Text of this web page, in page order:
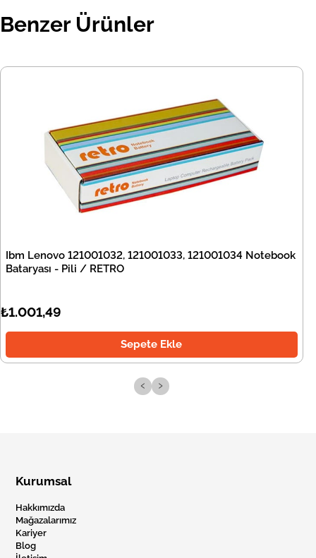
Benzer Ürünler
Ibm Lenovo 121001032, 121001033, 121001034 Notebook
Bataryası - Pili / RETRO
₺1.001,49
Sepete Ekle
‹ ›
Kurumsal
Hakkımızda
Mağazalarımız
Kariyer
Blog